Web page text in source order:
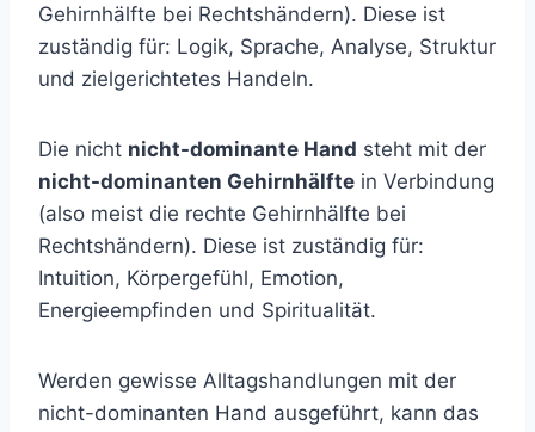
Gehirnhälfte bei Rechtshändern). Diese ist
zuständig für: Logik, Sprache, Analyse, Struktur
und zielgerichtetes Handeln.
Die nicht nicht-dominante Hand steht mit der
nicht-dominanten Gehirnhälfte in Verbindung
(also meist die rechte Gehirnhälfte bei
Rechtshändern). Diese ist zuständig für:
Intuition, Körpergefühl, Emotion,
Energieempfinden und Spiritualität.
Werden gewisse Alltagshandlungen mit der
nicht-dominanten Hand ausgeführt, kann das